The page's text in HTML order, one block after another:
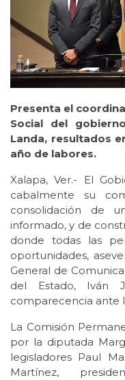
Presenta el
Social del
Landa, resultados
año de labores.
Xalapa, Ver.- El
cabalmente su
consolidación de
informado, y de
donde todas las
oportunidades,
General de
del Estado, Iván
comparecencia ante
La Comisión
por la diputada
legisladores Paul
Martínez,